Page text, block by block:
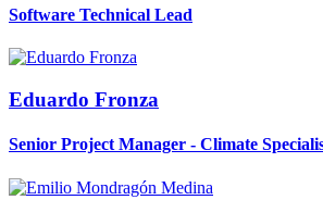
Software Technical Lead
Eduardo Fronza
Senior Project Manager - Climate